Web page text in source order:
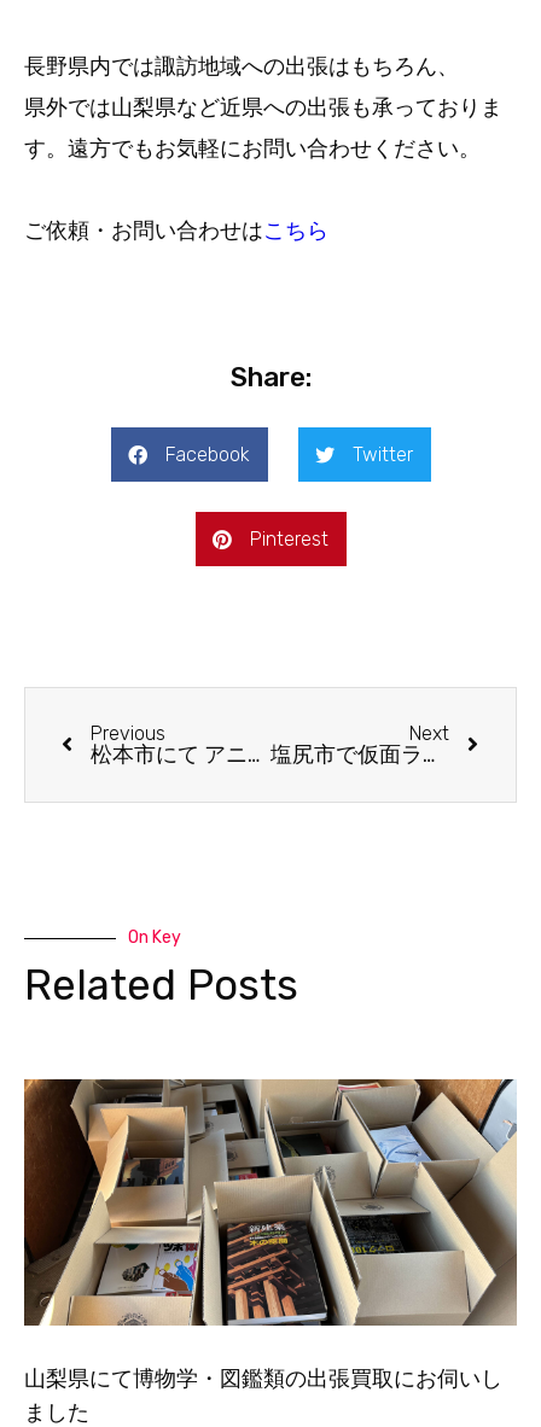
長野県内では諏訪地域への出張はもちろん、
県外では山梨県など近県への出張も承っておりま
す。遠方でもお気軽にお問い合わせください。
ご依頼・お問い合わせはこちら
Share:
Facebook Twitter
Pinterest
Previous
松本市にて アニメ あらいぐまラスカル のセル画を出張買取しました
Next
塩尻市で仮面ライダー ウルトラマンのテレビ絵本などを出張買取しました
On Key
Related Posts
山梨県にて博物学・図鑑類の出張買取にお伺いし
ました